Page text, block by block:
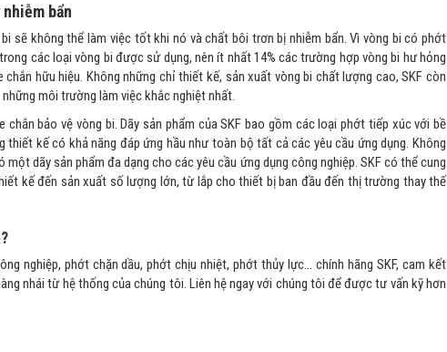
bẩn
sẽ không thể làm việc tốt khi nó và chất bôi trơn bị nhiễm bẩn. Vì vòng bi có phớt
các loại vòng bi được sử dụng, nên ít nhất 14% các trường hợp vòng bi hư hỏng
hữu hiệu. Không những chỉ thiết kế, sản xuất vòng bi chất lượng cao, SKF còn
môi trường làm việc khắc nghiệt nhất.
bảo vệ vòng bi. Dãy sản phẩm của SKF bao gồm các loại phớt tiếp xúc với bề
kế có khả năng đáp ứng hầu như toàn bộ tất cả các yêu cầu ứng dụng. Không
dãy sản phẩm đa dạng cho các yêu cầu ứng dụng công nghiệp. SKF có thể cung
kế đến sản xuất số lượng lớn, từ lắp cho thiết bị ban đầu đến thị trường thay thế
nghiệp, phớt chặn dầu, phớt chịu nhiệt, phớt thủy lực... chính hãng SKF, cam kết
nhái từ hệ thống của chúng tôi. Liên hệ ngay với chúng tôi để được tư vấn kỹ hơn